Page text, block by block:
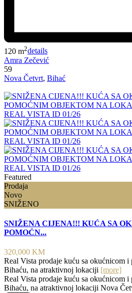
120 m2details
Amra Zečević
59
Nova Četvrt, Bihać
Featured
Prodaja
Novo
SNIŽENO
SNIŽENA CIJENA!!! KUĆA SA
POMOĆN...
320,000 KM
Real Vista prodaje kuću sa okućnicom
Bihaću, na atraktivnoj lokaciji [more]
Real Vista prodaje kuću sa okućnicom
Bihaću, na atraktivnoj lokaciji Nova